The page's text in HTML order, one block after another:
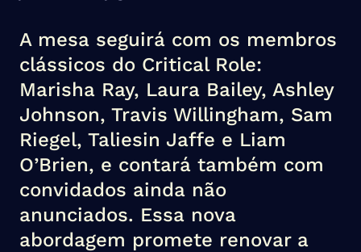
A mesa seguirá com os membros
clássicos do Critical Role:
Marisha Ray, Laura Bailey, Ashley
Johnson, Travis Willingham, Sam
Riegel, Taliesin Jaffe e Liam
O’Brien, e contará também com
convidados ainda não
anunciados. Essa nova
abordagem promete renovar a